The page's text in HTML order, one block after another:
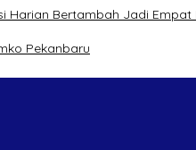
Harian Bertambah Jadi Empat
Pekanbaru